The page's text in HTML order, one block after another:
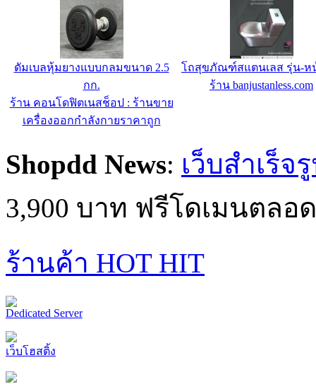
หลังคาโพลีคาร์บอเนตสแตนเลส
คุมสะว่ายน้ำ
ร้าน banjustanless.com
ดัมเบลหุ้มยางแบบกลมขนา
กก.
Shopdd News: เว็บสำเร็จ
3,900 บาท ฟรีโดเมนตลอ
ร้านค้า HOT HIT
Dedicated Server
เว็บโฮสติ้ง